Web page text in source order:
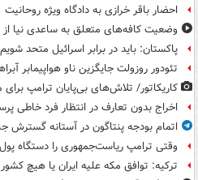
احضار باقر خرازی به دادگاه ویژه روحانیت
وضعیت کافه‌های متعلق به ساعدی نیا
پاکستان: باید در برابر اسرائیل متحد شویم
تئودور روزولت جایگزین ناو هواپیمابر
کاریکاتور/ تلاش‌های بی‌پایان ترامپ برای
اخراج بدون تعارف در انتظار فرد خاطی
اتمام بودجه پنتاگون در آستانه گسترش
وقتی ترامپ ریاست‌جمهوری را دستگاه
ترکیه: توافق مکه علیه ایران یا هیچ